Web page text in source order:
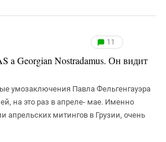
11
a Georgian Nostradamus. Он видит
умозаключения Павла Фельгенгауэра
на это раз в апреле- мае. Именно
апрельских митингов в Грузии, очень